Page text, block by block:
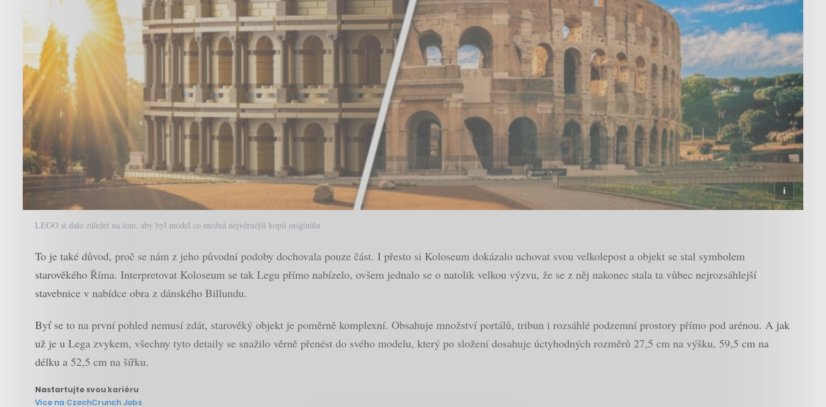
LEGO si dalo záležet na tom, aby byl model co možná nejvěrnější kopií originálu
To je také důvod, proč se nám z jeho původní podoby dochovala pouze část. I přesto si Koloseum dokázalo uchovat svou velkolepost a objekt se stal symbolem
starověkého Říma. Interpretovat Koloseum se tak Legu přímo nabízelo, ovšem jednalo se o natolik velkou výzvu, že se z něj nakonec stala ta vůbec nejrozsáhlejší
stavebnice v nabídce obra z dánského Billundu.
Byť se to na první pohled nemusí zdát, starověký objekt je poměrně komplexní. Obsahuje množství portálů, tribun i rozsáhlé podzemní prostory přímo pod arénou. A jak
už je u Lega zvykem, všechny tyto detaily se snažilo věrně přenést do svého modelu, který po složení dosahuje úctyhodných rozměrů 27,5 cm na výšku, 59,5 cm na
délku a 52,5 cm na šířku.
Nastartujte svou kariéru
Více na CzechCrunch Jobs